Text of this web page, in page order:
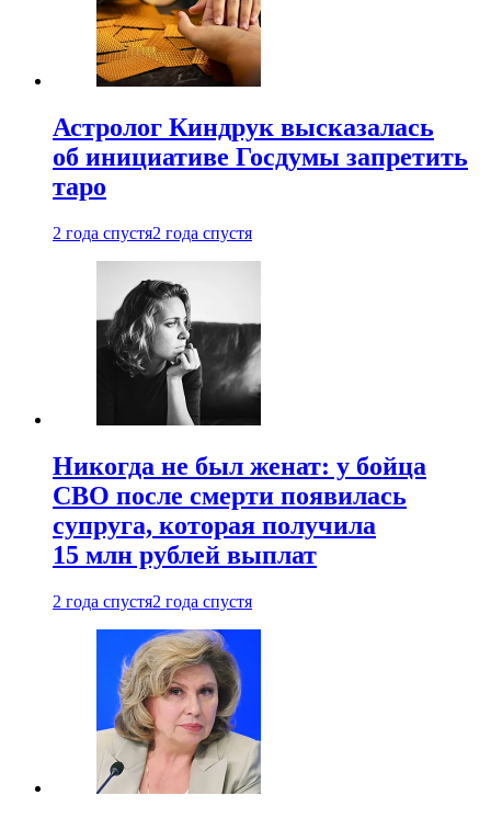
Астролог Киндрук высказалась
об инициативе Госдумы запретить
таро
2 года спустя2 года спустя
Никогда не был женат: у бойца
СВО после смерти появилась
супруга, которая получила
15 млн рублей выплат
2 года спустя2 года спустя